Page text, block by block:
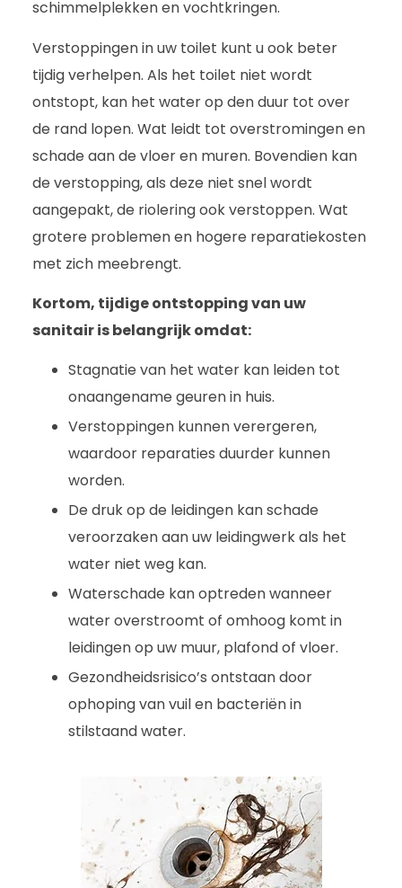
schimmelplekken en vochtkringen.
Verstoppingen in uw toilet kunt u ook beter
tijdig verhelpen. Als het toilet niet wordt
ontstopt, kan het water op den duur tot over
de rand lopen. Wat leidt tot overstromingen en
schade aan de vloer en muren. Bovendien kan
de verstopping, als deze niet snel wordt
aangepakt, de riolering ook verstoppen. Wat
grotere problemen en hogere reparatiekosten
met zich meebrengt.
Kortom, tijdige ontstopping van uw
sanitair is belangrijk omdat:
Stagnatie van het water kan leiden tot
onaangename geuren in huis.
Verstoppingen kunnen verergeren,
waardoor reparaties duurder kunnen
worden.
De druk op de leidingen kan schade
veroorzaken aan uw leidingwerk als het
water niet weg kan.
Waterschade kan optreden wanneer
water overstroomt of omhoog komt in
leidingen op uw muur, plafond of vloer.
Gezondheidsrisico’s ontstaan door
ophoping van vuil en bacteriën in
stilstaand water.